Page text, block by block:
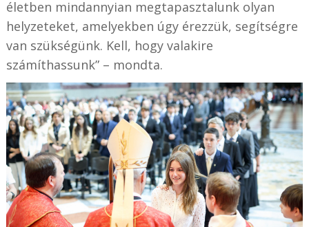
életben mindannyian megtapasztalunk olyan
helyzeteket, amelyekben úgy érezzük, segítségre
van szükségünk. Kell, hogy valakire
számíthassunk” – mondta.